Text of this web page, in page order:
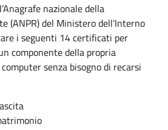
nazionale della
(ANPR) del Ministero dell’Interno
i seguenti 14 certificati per
componente della propria
senza bisogno di recarsi